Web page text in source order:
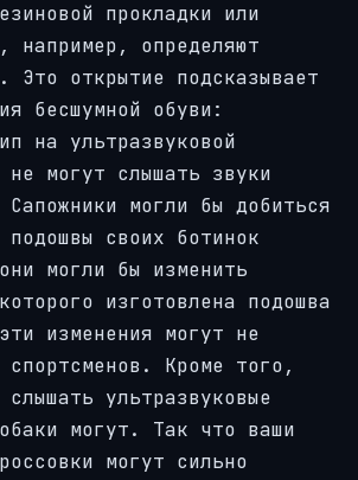
прокладки или
например, определяют
Это открытие подсказывает
бесшумной обуви:
на ультразвуковой
могут слышать звуки
могли бы добиться
своих ботинок
могли бы изменить
изготовлена подошва
изменения могут не
спортсменов. Кроме того,
ультразвуковые
могут. Так что ваши
могут сильно